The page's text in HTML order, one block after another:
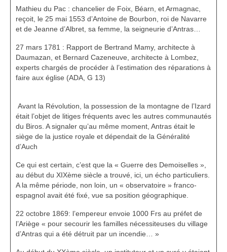
Mathieu du Pac : chancelier de Foix, Béarn, et Armagnac,
reçoit, le 25 mai 1553 d’Antoine de Bourbon, roi de Navarre
et de Jeanne d’Albret, sa femme, la seigneurie d’Antras…
27 mars 1781 : Rapport de Bertrand Mamy, architecte à
Daumazan, et Bernard Cazeneuve, architecte à Lombez,
experts chargés de procéder à l’estimation des réparations à
faire aux église (ADA, G 13)
Avant la Révolution, la possession de la montagne de l’Izard
était l’objet de litiges fréquents avec les autres communautés
du Biros. A signaler qu’au même moment, Antras était le
siège de la justice royale et dépendait de la Généralité
d’Auch
Ce qui est certain, c’est que la « Guerre des Demoiselles »,
au début du XIXème siècle a trouvé, ici, un écho particuliers.
A la même période, non loin, un « observatoire » franco-
espagnol avait été fixé, vue sa position géographique.
22 octobre 1869: l’empereur envoie 1000 Frs au préfet de
l’Ariège « pour secourir les familles nécessiteuses du village
d’Antras qui a été détruit par un incendie… »